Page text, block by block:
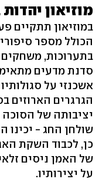
מוזיאון
במוזיאון תתקיים
הכולל מספר
בתערוכות,
סדנת מדעים
אשכנזי על
הגרגרים הארוזים
יציבותה של הסוכה
שולחן החג - יכינו
כן, לכבוד השקת
של האמן ניסים
על יצירותיו.